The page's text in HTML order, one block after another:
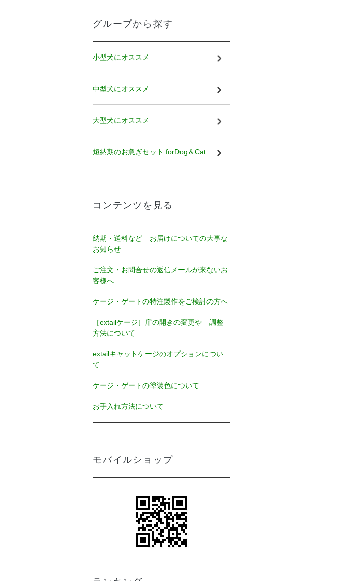
グループから探す
小型犬にオススメ
中型犬にオススメ
大型犬にオススメ
短納期のお急ぎセット forDog＆Cat
コンテンツを見る
納期・送料など お届けについての大事な
お知らせ
ご注文・お問合せの返信メールが来ないお
客様へ
ケージ・ゲートの特注製作をご検討の方へ
［extailケージ］扉の開きの変更や 調整
方法について
extailキャットケージのオプションについ
て
ケージ・ゲートの塗装色について
お手入れ方法について
モバイルショップ